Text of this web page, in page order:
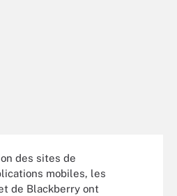
des sites de
mobiles, les
de Blackberry ont